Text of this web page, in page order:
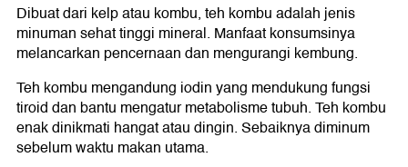
Dibuat dari kelp atau kombu, teh kombu adalah jenis
minuman sehat tinggi mineral. Manfaat konsumsinya
melancarkan pencernaan dan mengurangi kembung.
Teh kombu mengandung iodin yang mendukung fungsi
tiroid dan bantu mengatur metabolisme tubuh. Teh kombu
enak dinikmati hangat atau dingin. Sebaiknya diminum
sebelum waktu makan utama.